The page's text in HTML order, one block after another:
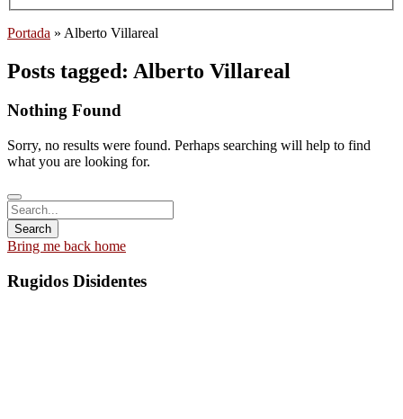
Portada » Alberto Villareal
Posts tagged: Alberto Villareal
Nothing Found
Sorry, no results were found. Perhaps searching will help to find
what you are looking for.
Bring me back home
Rugidos Disidentes